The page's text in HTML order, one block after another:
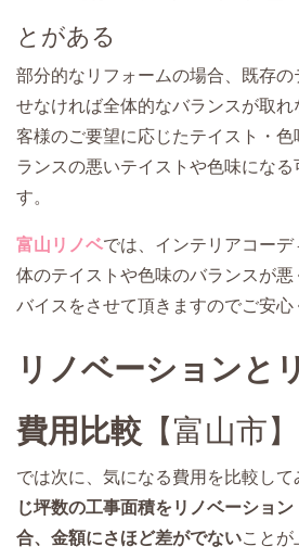
とがある
部分的なリフォームの場合、既存
せなければ全体的なバランスが取
客様のご要望に応じたテイスト・
ランスの悪いテイストや色味になる
す。
富山リノベでは、インテリアコー
体のテイストや色味のバランスが
バイスをさせて頂きますのでご安心
リノベーションと
費用比較 【富山市】
では次に、気になる費用を比較して
じ坪数の工事面積をリノベーショ
合、金額にさほど差がでないことが